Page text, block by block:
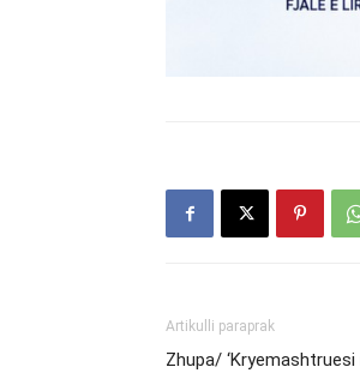
Artikulli paraprak
Zhupa/